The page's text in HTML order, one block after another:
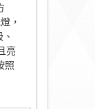
，
亮
照